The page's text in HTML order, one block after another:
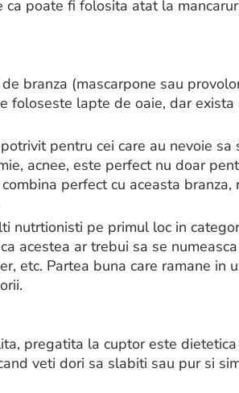
poate fi folosita atat la
branza (mascarpone sau
foloseste lapte de oaie, dar
pentru cei care au nevoie sa
acnee, este perfect nu doar
perfect cu aceasta branza,
nutrtionisti pe primul loc in
acestea ar trebui sa se
etc. Partea buna care ramane in
pregatita la cuptor este
veti dori sa slabiti sau pur si